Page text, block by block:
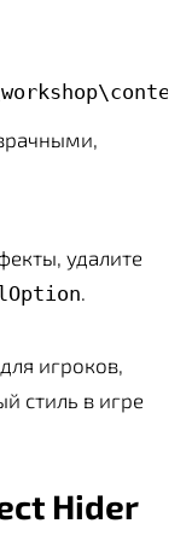
удалите
игроков,
стиль в игре
Hider